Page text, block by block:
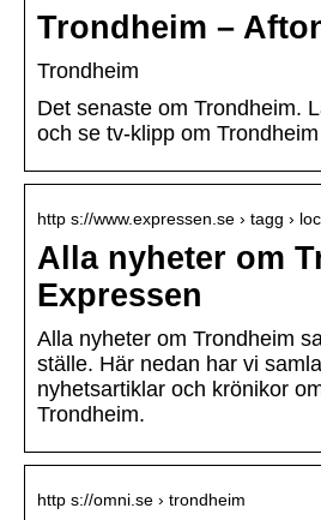
Trondheim –
Trondheim
Det senaste om Trondheim.
och se tv-klipp om
http s://www.expressen.se › tagg ›
Alla nyheter om
Expressen
Alla nyheter om Trondheim
ställe. Här nedan har vi
nyhetsartiklar och krönikor
Trondheim.
http s://omni.se › trondheim